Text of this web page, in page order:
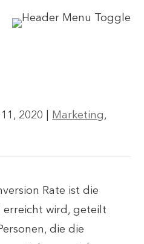
11, 2020 Marketing,
Rate ist die
erreicht wird, geteilt
die die